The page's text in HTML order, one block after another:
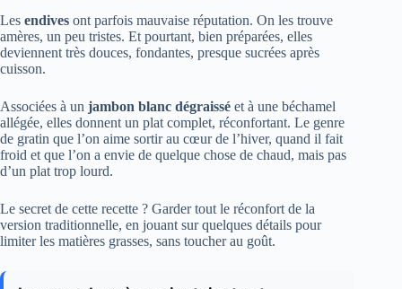
Les endives ont parfois mauvaise réputation. On les trouve
amères, un peu tristes. Et pourtant, bien préparées, elles
deviennent très douces, fondantes, presque sucrées après
cuisson.
Associées à un jambon blanc dégraissé et à une béchamel
allégée, elles donnent un plat complet, réconfortant. Le genre
de gratin que l’on aime sortir au cœur de l’hiver, quand il fait
froid et que l’on a envie de quelque chose de chaud, mais pas
d’un plat trop lourd.
Le secret de cette recette ? Garder tout le réconfort de la
version traditionnelle, en jouant sur quelques détails pour
limiter les matières grasses, sans toucher au goût.